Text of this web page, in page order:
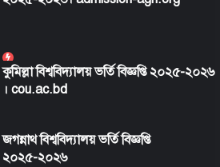
কুমিল্লা বিশ্ববিদ্যালয় ভর্তি বিজ্ঞপ্তি ২০২৫-২০২৬
। cou.ac.bd
জগন্নাথ বিশ্ববিদ্যালয় ভর্তি বিজ্ঞপ্তি
২০২৫-২০২৬